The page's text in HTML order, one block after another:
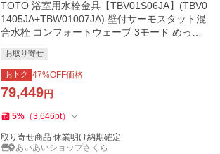
TOTO 浴室用水栓金具【TBV01S06JA】(TBV0
1405JA+TBW01007JA) 壁付サーモスタット混
合水栓 コンフォートウェーブ 3モード めっき
お取り寄せ
おトク 47%OFF価格
79,449円
5% （3,646pt）
取り寄せ商品 休業明け納期確定
あいあいショップさくら